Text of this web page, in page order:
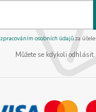
zpracováním osobních údajůza
Můžete se kdykoli odhlásit.